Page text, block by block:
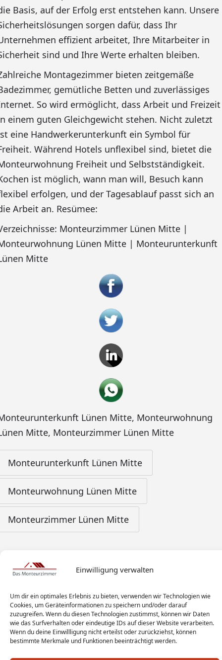
Einwilligung verwalten
Um dir ein optimales Erlebnis zu bieten, verwenden wir Technologien wie
Cookies, um Geräteinformationen zu speichern und/oder darauf
zuzugreifen. Wenn du diesen Technologien zustimmst, können wir Daten
wie das Surfverhalten oder eindeutige IDs auf dieser Website verarbeiten.
Wenn du deine Einwillligung nicht erteilst oder zurückziehst, können
bestimmte Merkmale und Funktionen beeinträchtigt werden.
Basis, auf der Erfolg erst entstehen kann. Unsere
sorgen dafür, dass Ihr
effizient arbeitet, Ihre Mitarbeiter in
sind und Ihre Werte erhalten bleiben.
Montagezimmer bieten zeitgemäße
gemütliche Betten und zuverlässiges
So wird ermöglicht, dass Arbeit und Freizeit
einem guten Gleichgewicht stehen. Nicht zuletzt
eine Handwerkerunterkunft ein Symbol für
Während Hotels unflexibel sind, bietet die
Freiheit und Selbstständigkeit.
ist möglich, wann man will, Besuch kann
erfolgen, und der Tagesablauf passt sich an
Arbeit an. Resümee:
Monteurzimmer Lünen Mitte |
Lünen Mitte | Monteurunterkunft
Mitte
Lünen Mitte, Monteurwohnung
Mitte, Monteurzimmer Lünen Mitte
Monteurunterkunft Lünen Mitte
Monteurwohnung Lünen Mitte
Monteurzimmer Lünen Mitte